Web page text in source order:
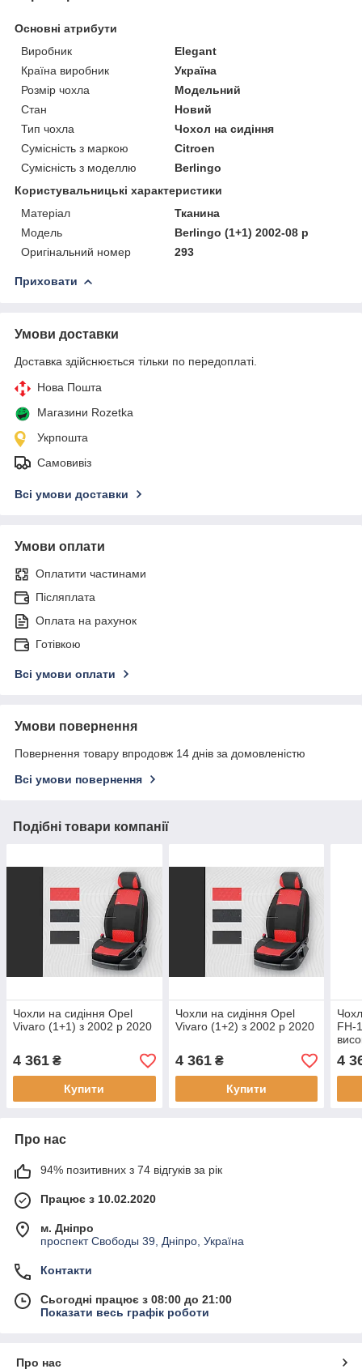
Основні атрибути
Виробник
Elegant
Країна виробник
Україна
Розмір чохла
Модельний
Стан
Новий
Тип чохла
Чохол на сидіння
Сумісність з маркою
Citroen
Сумісність з моделлю
Berlingo
Користувальницькі характеристики
Матеріал
Тканина
Модель
Berlingo (1+1) 2002-08 р
Оригінальний номер
293
Приховати
Умови доставки
Доставка здійснюється тільки по передоплаті.
Нова Пошта
Магазини Rozetka
Укрпошта
Самовивіз
Всі умови доставки
Умови оплати
Оплатити частинами
Післяплата
Оплата на рахунок
Готівкою
Всі умови оплати
Умови повернення
Повернення товару впродовж 14 днів за домовленістю
Всі умови повернення
Подібні товари компанії
Чохли на сидіння Opel
Vivaro (1+1) з 2002 р 2020
4 361 ₴
Купити
Чохли на сидіння Opel
Vivaro (1+2) з 2002 р 2020
4 361₴
Купити
FH-
4
Про нас
94% позитивних з 74 відгуків за рік
Працює з 10.02.2020
м. Дніпро
проспект Свободы 39, Дніпро, Україна
Контакти
Сьогодні працює з 08:00 до 21:00
Показати весь графік роботи
Про нас